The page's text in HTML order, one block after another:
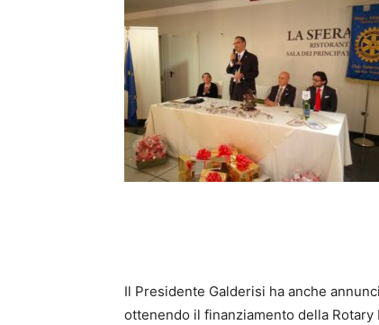
Il Presidente Galderisi ha anche
ottenendo il finanziamento della